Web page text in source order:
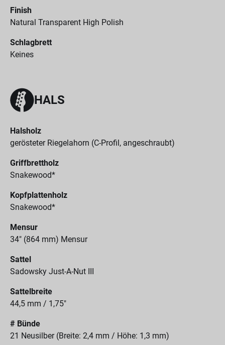
Finish
Natural Transparent High Polish
Schlagbrett
Keines
HALS
Halsholz
gerösteter Riegelahorn (C-Profil, angeschraubt)
Griffbrettholz
Snakewood*
Kopfplattenholz
Snakewood*
Mensur
34" (864 mm) Mensur
Sattel
Sadowsky Just-A-Nut III
Sattelbreite
44,5 mm / 1,75"
# Bünde
21 Neusilber (Breite: 2,4 mm / Höhe: 1,3 mm)